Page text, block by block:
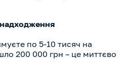
надходження
по 5-10 тисяч на
200 000 грн – це миттєво